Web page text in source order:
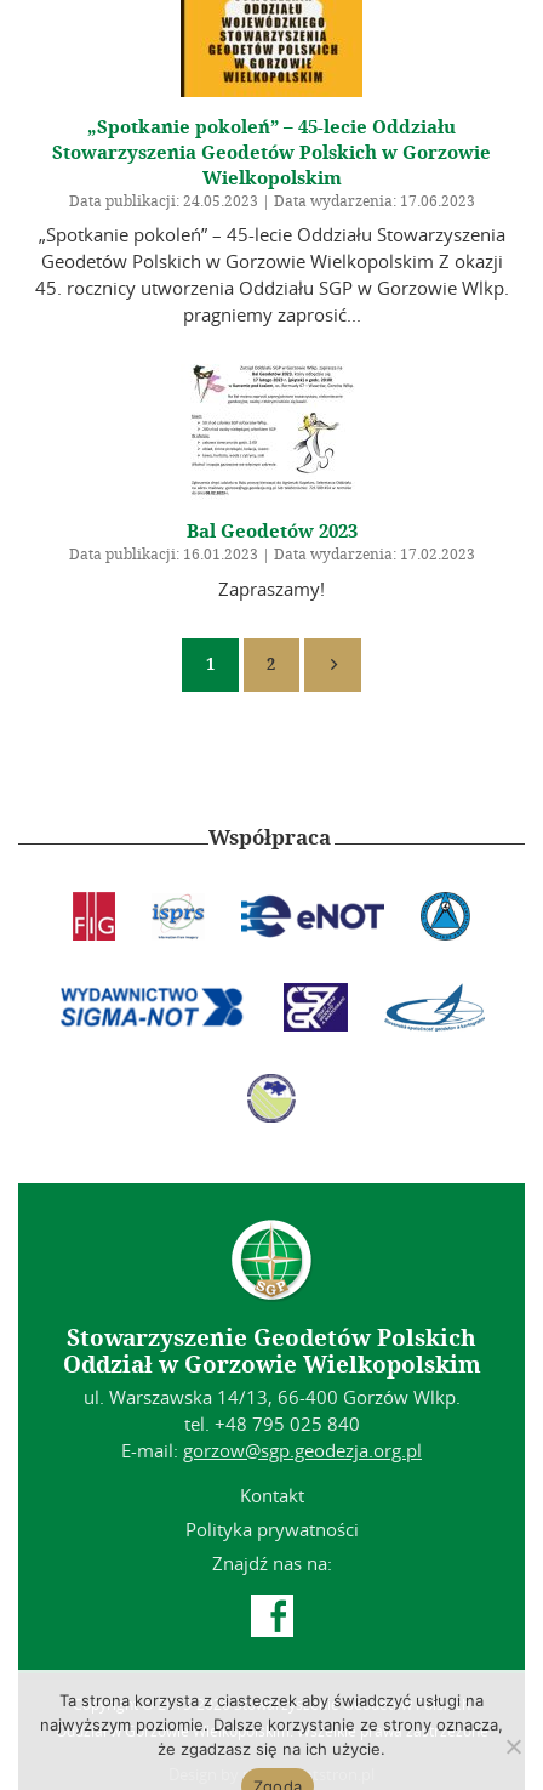
„Spotkanie pokoleń” – 45-lecie Oddziału
Stowarzyszenia Geodetów Polskich w Gorzowie
Wielkopolskim
Data publikacji: 24.05.2023 | Data wydarzenia: 17.06.2023
„Spotkanie pokoleń” – 45-lecie Oddziału Stowarzyszenia
Geodetów Polskich w Gorzowie Wielkopolskim Z okazji
45. rocznicy utworzenia Oddziału SGP w Gorzowie Wlkp.
pragniemy zaprosić...
Bal Geodetów 2023
Data publikacji: 16.01.2023 | Data wydarzenia: 17.02.2023
Zapraszamy!
1 2 
Współpraca
Stowarzyszenie Geodetów Polskich
Oddział w Gorzowie Wielkopolskim
ul. Warszawska 14/13, 66-400 Gorzów Wlkp.
tel. +48 795 025 840
E-mail: gorzow@sgp.geodezja.org.pl
Kontakt
Polityka prywatności
Znajdź nas na:

Copyright © 2013-2026 Stowarzyszenie Geodetów Polskich
Oddział w Gorzowie Wielkopolskim. Wszelkie prawa zastrzeżone
projektantstron.pl
Ta strona korzysta z ciasteczek aby świadczyć usługi na
najwyższym poziomie. Dalsze korzystanie ze strony oznacza,
że zgadzasz się na ich użycie.
Zgoda